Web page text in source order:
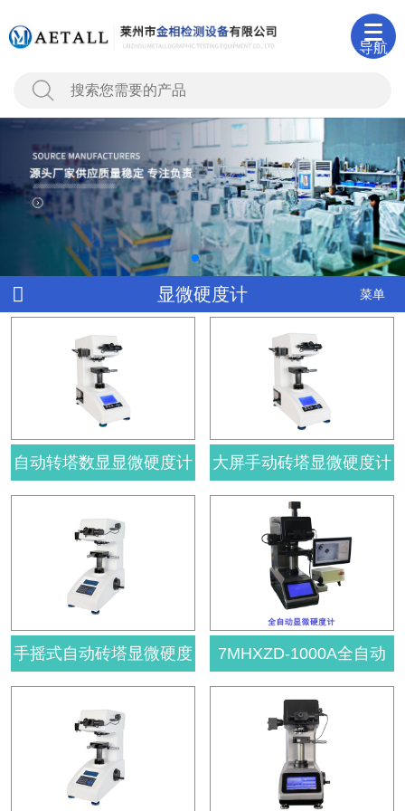
导航
显微硬度计 菜单
自动转塔数显显微硬度计
HVS-1000A
手摇式自动砖塔显微硬度
计HV-1000A
000
大屏手动砖塔显微硬度计
HVS-1000
7MHXZD-1000A全自动
显微硬度计